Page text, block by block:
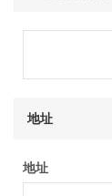
地址
地址